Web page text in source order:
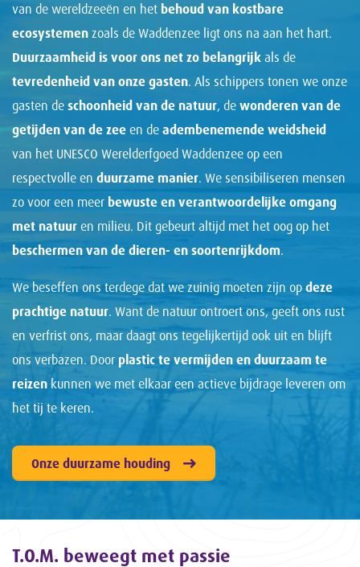
van de wereldzeeën en het behoud van kostbare
ecosystemen zoals de Waddenzee ligt ons na aan het hart.
Duurzaamheid is voor ons net zo belangrijk als de
tevredenheid van onze gasten. Als schippers tonen we onze
gasten de schoonheid van de natuur, de wonderen van de
getijden van de zee en de adembenemende weidsheid
van het UNESCO Werelderfgoed Waddenzee op een
respectvolle en duurzame manier. We sensibiliseren mensen
zo voor een meer bewuste en verantwoordelijke omgang
met natuur en milieu. Dit gebeurt altijd met het oog op het
beschermen van de dieren- en soortenrijkdom.
We beseffen ons terdege dat we zuinig moeten zijn op deze
prachtige natuur. Want de natuur ontroert ons, geeft ons rust
en verfrist ons, maar daagt ons tegelijkertijd ook uit en blijft
ons verbazen. Door plastic te vermijden en duurzaam te
reizen kunnen we met elkaar een actieve bijdrage leveren om
het tij te keren.
Onze duurzame houding
T.O.M. beweegt met passie